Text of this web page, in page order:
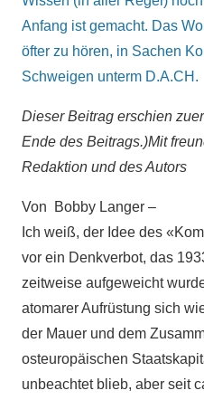
Anfang ist gemacht. Das
öfter zu hören, in Sachen
Schweigen unterm D.A.CH.
Dieser Beitrag erschien
Ende des Beitrags.)Mit
Redaktion und des Autors
Von Bobby Langer –
Ich weiß, der Idee des
vor ein Denkverbot, das
zeitweise aufgeweicht
atomarer Aufrüstung sich
der Mauer und dem
osteuropäischen
unbeachtet blieb, aber seit